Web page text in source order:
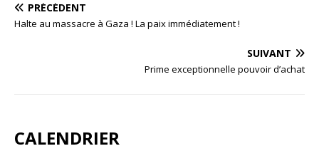
PRÉCÉDENT
Halte au massacre à Gaza ! La paix immédiatement !
SUIVANT
Prime exceptionnelle pouvoir d’achat
CALENDRIER